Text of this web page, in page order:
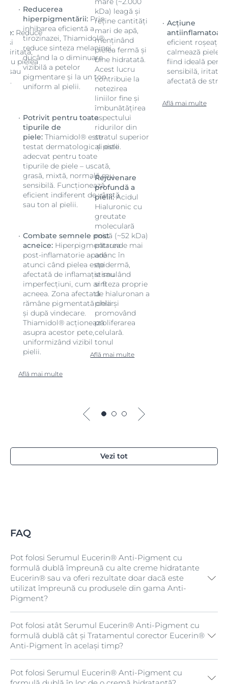
Reduce
și
iritată,
pielea
sau
Reducerea
hiperpigmentării:Prin
inhibarea eficientă a
tirozinazei, Thiamidol®
reduce sinteza melaninei,
ducând la o diminuare
vizibilă a petelor
pigmentare și la un ton
uniform al pielii.
Potrivit pentru toate
tipurile de
piele:Thiamidol® este
testat dermatologic și este
adecvat pentru toate
tipurile de piele – uscată,
grasă, mixtă, normală sau
sensibilă. Funcționează
eficient indiferent de vârstă
sau ton al pielii.
Combate semnele post
acneice:Hiperpigmentarea
post-inflamatorie apare
atunci când pielea este
afectată de inflamație sau
imperfecțiuni, cum ar fi
acneea. Zona afectată
rămâne pigmentată chiar
și după vindecare.
Thiamidol® acționează
asupra acestor pete,
uniformizând vizibil tonul
pielii.
Află mai multe
kDa) leagă și
reține cantități
mari de apă,
menținând
pielea fermă și
bine hidratată.
Acest lucru
contribuie la
netezirea
liniilor fine și
îmbunătățirea
aspectului
ridurilor din
stratul superior
al pielii.
Rejuvenare
profundă a
pielii:Acidul
Hialuronic cu
greutate
moleculară
mică (~52 kDa)
pătrunde mai
adânc în
epidermă,
stimulând
sinteza proprie
de hialuronan a
pielii și
promovând
proliferarea
celulară.
Află mai multe
Acțiune
eficient roșeața
calmează pielea
fiind ideală
sensibilă, iritată
afectată de stres.
Află mai multe
Vezi tot
FAQ
Pot folosi Serumul Eucerin® Anti-Pigment cu
formulă dublă împreună cu alte creme hidratante
Eucerin® sau va oferi rezultate doar dacă este
utilizat împreună cu produsele din gama Anti-
Pigment?
Pentru cele mai bune rezultate în reducerea
hiperpigmentării, recomandăm să folosești Serumul
Eucerin® Anti-Pigment cu formulă dublă o dată pe zi
și în combinație cu alte produse din gama Anti-
Pigment. Serumul va funcționa și dacă este folosit cu
alte creme hidratante, însă este posibil să îți ia mai
Pot folosi atât Serumul Eucerin® Anti-Pigment cu
formulă dublă cât și Tratamentul corector Eucerin®
Anti-Pigment în același timp?
Da, poți.Serumul Eucerin® Anti-Pigment cu formulă
Pot folosi Serumul Eucerin® Anti-Pigment cu